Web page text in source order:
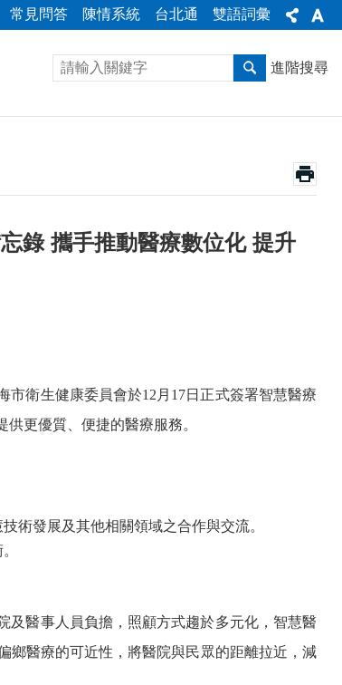
常見問答 陳情系統 台北通 雙語詞彙
進階搜尋
錄 攜手推動醫療數位化 提升
衛生健康委員會於12月17日正式簽署智慧醫療
更優質、便捷的醫療服務。
術發展及其他相關領域之合作與交流。
及醫事人員負擔，照顧方式趨於多元化，智慧醫
鄉醫療的可近性，將醫院與民眾的距離拉近，減